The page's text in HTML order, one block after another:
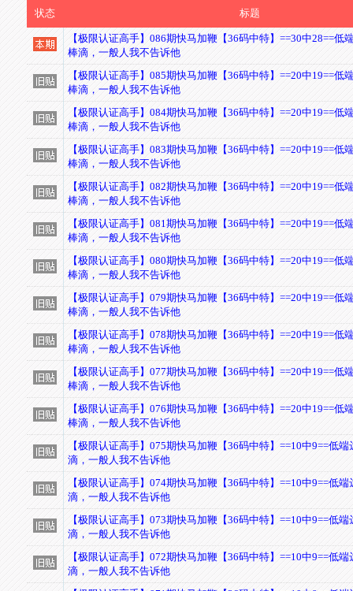
状态 标题
【极限认证高手】086期快马加鞭【36码中特】==30中28==低
棒滴，一般人我不告诉他
【极限认证高手】085期快马加鞭【36码中特】==20中19==低
棒滴，一般人我不告诉他
【极限认证高手】084期快马加鞭【36码中特】==20中19==低
棒滴，一般人我不告诉他
【极限认证高手】083期快马加鞭【36码中特】==20中19==低
棒滴，一般人我不告诉他
【极限认证高手】082期快马加鞭【36码中特】==20中19==低
棒滴，一般人我不告诉他
【极限认证高手】081期快马加鞭【36码中特】==20中19==低
棒滴，一般人我不告诉他
【极限认证高手】080期快马加鞭【36码中特】==20中19==低
棒滴，一般人我不告诉他
【极限认证高手】079期快马加鞭【36码中特】==20中19==低
棒滴，一般人我不告诉他
【极限认证高手】078期快马加鞭【36码中特】==20中19==低
棒滴，一般人我不告诉他
【极限认证高手】077期快马加鞭【36码中特】==20中19==低
棒滴，一般人我不告诉他
【极限认证高手】076期快马加鞭【36码中特】==20中19==低
棒滴，一般人我不告诉他
【极限认证高手】075期快马加鞭【36码中特】==10中9==低
滴，一般人我不告诉他
【极限认证高手】074期快马加鞭【36码中特】==10中9==低
滴，一般人我不告诉他
【极限认证高手】073期快马加鞭【36码中特】==10中9==低
滴，一般人我不告诉他
【极限认证高手】072期快马加鞭【36码中特】==10中9==低
滴，一般人我不告诉他